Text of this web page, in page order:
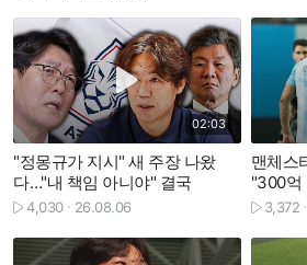
02:03
"정몽규가 지시" 새 주장 나왔
다…"내 책임 아니야" 결국
4,030 26.08.06
맨체스
"300억
3,372